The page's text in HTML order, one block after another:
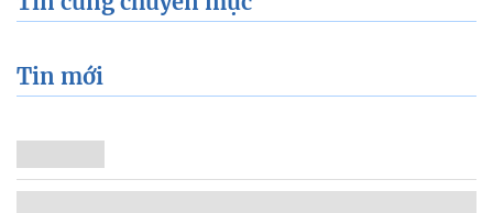
Tin mới